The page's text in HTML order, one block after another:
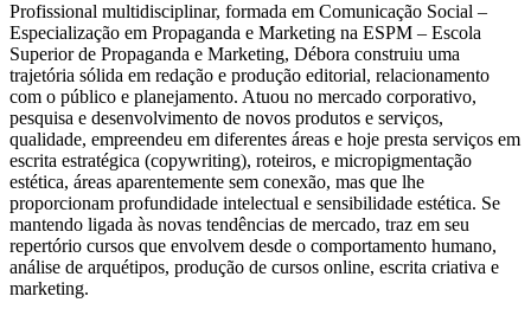
Profissional multidisciplinar, formada em Comunicação Social –
Especialização em Propaganda e Marketing na ESPM – Escola
Superior de Propaganda e Marketing, Débora construiu uma
trajetória sólida em redação e produção editorial, relacionamento
com o público e planejamento. Atuou no mercado corporativo,
pesquisa e desenvolvimento de novos produtos e serviços,
qualidade, empreendeu em diferentes áreas e hoje presta serviços em
escrita estratégica (copywriting), roteiros, e micropigmentação
estética, áreas aparentemente sem conexão, mas que lhe
proporcionam profundidade intelectual e sensibilidade estética. Se
mantendo ligada às novas tendências de mercado, traz em seu
repertório cursos que envolvem desde o comportamento humano,
análise de arquétipos, produção de cursos online, escrita criativa e
marketing.